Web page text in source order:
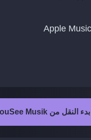
بدء النقل من YouSee Musik إلى Apple Music